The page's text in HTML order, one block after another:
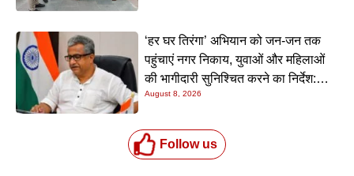
‘हर घर तिरंगा’ अभियान को जन-जन तक
पहुंचाएं नगर निकाय, युवाओं और महिलाओं
की भागीदारी सुनिश्चित करने का निर्देश:
नीतीश मिश्रा
August 8, 2026
Follow us